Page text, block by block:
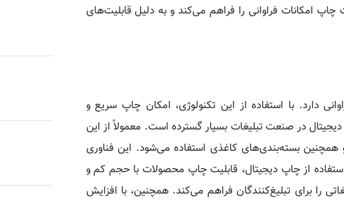
امکانات فراوانی را فراهم می‌کند و به دلیل قابلیت‌های
دارد. با استفاده از این تکنولوژی، امکان چاپ سریع و
در صنعت تبلیغات بسیار گسترده است. معمولاً از این
و همچنین بسته‌بندی‌های کاغذی استفاده می‌شود. این فناوری
از چاپ دیجیتال، قابلیت چاپ محصولات با حجم کم و
برای تبلیغ‌کنندگان فراهم می‌کند. همچنین، با افزایش